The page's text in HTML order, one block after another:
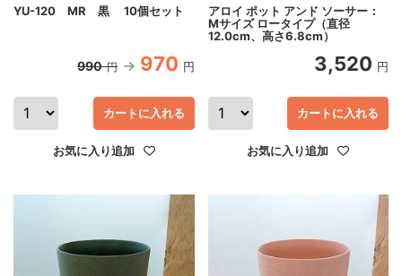
YU-120 MR 黒 10個セット
990 円 970 円
カートに入れる
お気に入り追加
アロイ ポット アンド ソーサー：
Mサイズ ロータイプ（直径
12.0cm、高さ6.8cm）
3,520 円
カートに入れる
お気に入り追加